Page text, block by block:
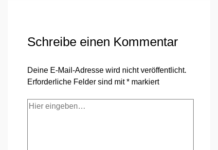
Schreibe einen Kommentar
Deine E-Mail-Adresse wird nicht veröffentlicht.
Erforderliche Felder sind mit* markiert
Hier